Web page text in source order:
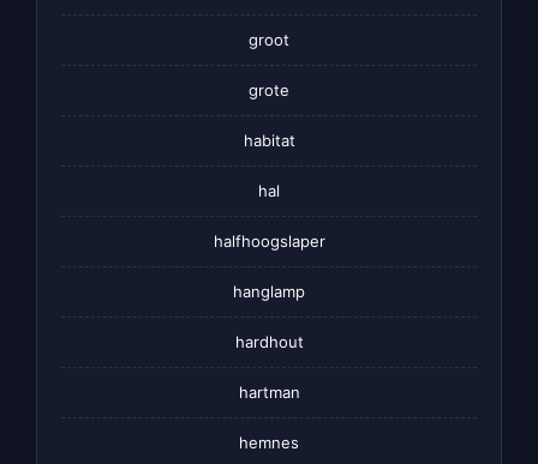
groot
grote
habitat
hal
halfhoogslaper
hanglamp
hardhout
hartman
hemnes